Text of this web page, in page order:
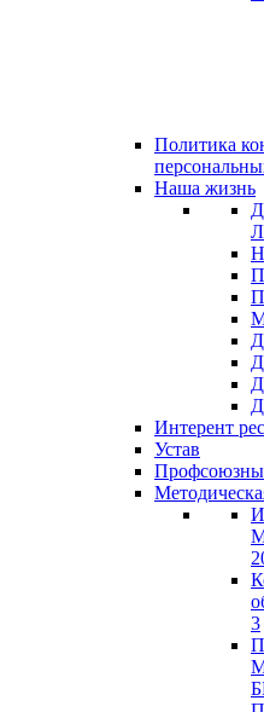
Политика
Наша жизнь
Интерент
Устав
3